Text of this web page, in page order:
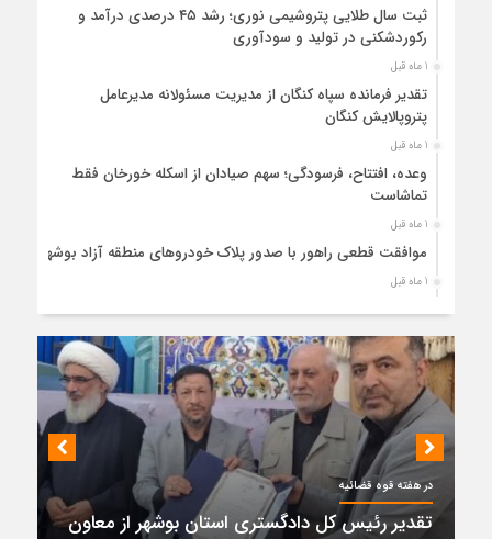
ثبت سال طلایی پتروشیمی نوری؛ رشد ۴۵ درصدی درآمد و
رکوردشکنی در تولید و سودآوری
1 ماه قبل
تقدیر فرمانده سپاه کنگان از مدیریت مسئولانه مدیرعامل
پتروپالایش کنگان
1 ماه قبل
وعده، افتتاح، فرسودگی؛ سهم صیادان از اسکله خورخان فقط
تماشاست
1 ماه قبل
موافقت قطعی راهور با صدور پلاک خودروهای منطقه آزاد بوشهر
1 ماه قبل
حضور میدانی واحد ثبتی دیر در آبدان؛ ارائه خدمات و نقشه‌برداری
رایگان برای کاهش مراجعات مردمی
1 ماه قبل
دبیر ستاد بزرگداشت هفته دولت در استان بوشهر منصوب شد
کمربندی دیر؛ مسیر نجاتی که در بن‌بست ترک‌فعل‌ها مانده است
پتروشیمی نوری بر سکوی طلای BRICS 2026 ایستاد
1 ماه قبل
در هفته قوه قضائیه
تقدیر رئیس کل دادگستری استان بوشهر از معاون